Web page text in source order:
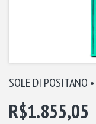
SOLE DI POSITANO
R$1.855,05